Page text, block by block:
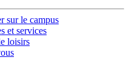
sur le campus
et services
loisirs